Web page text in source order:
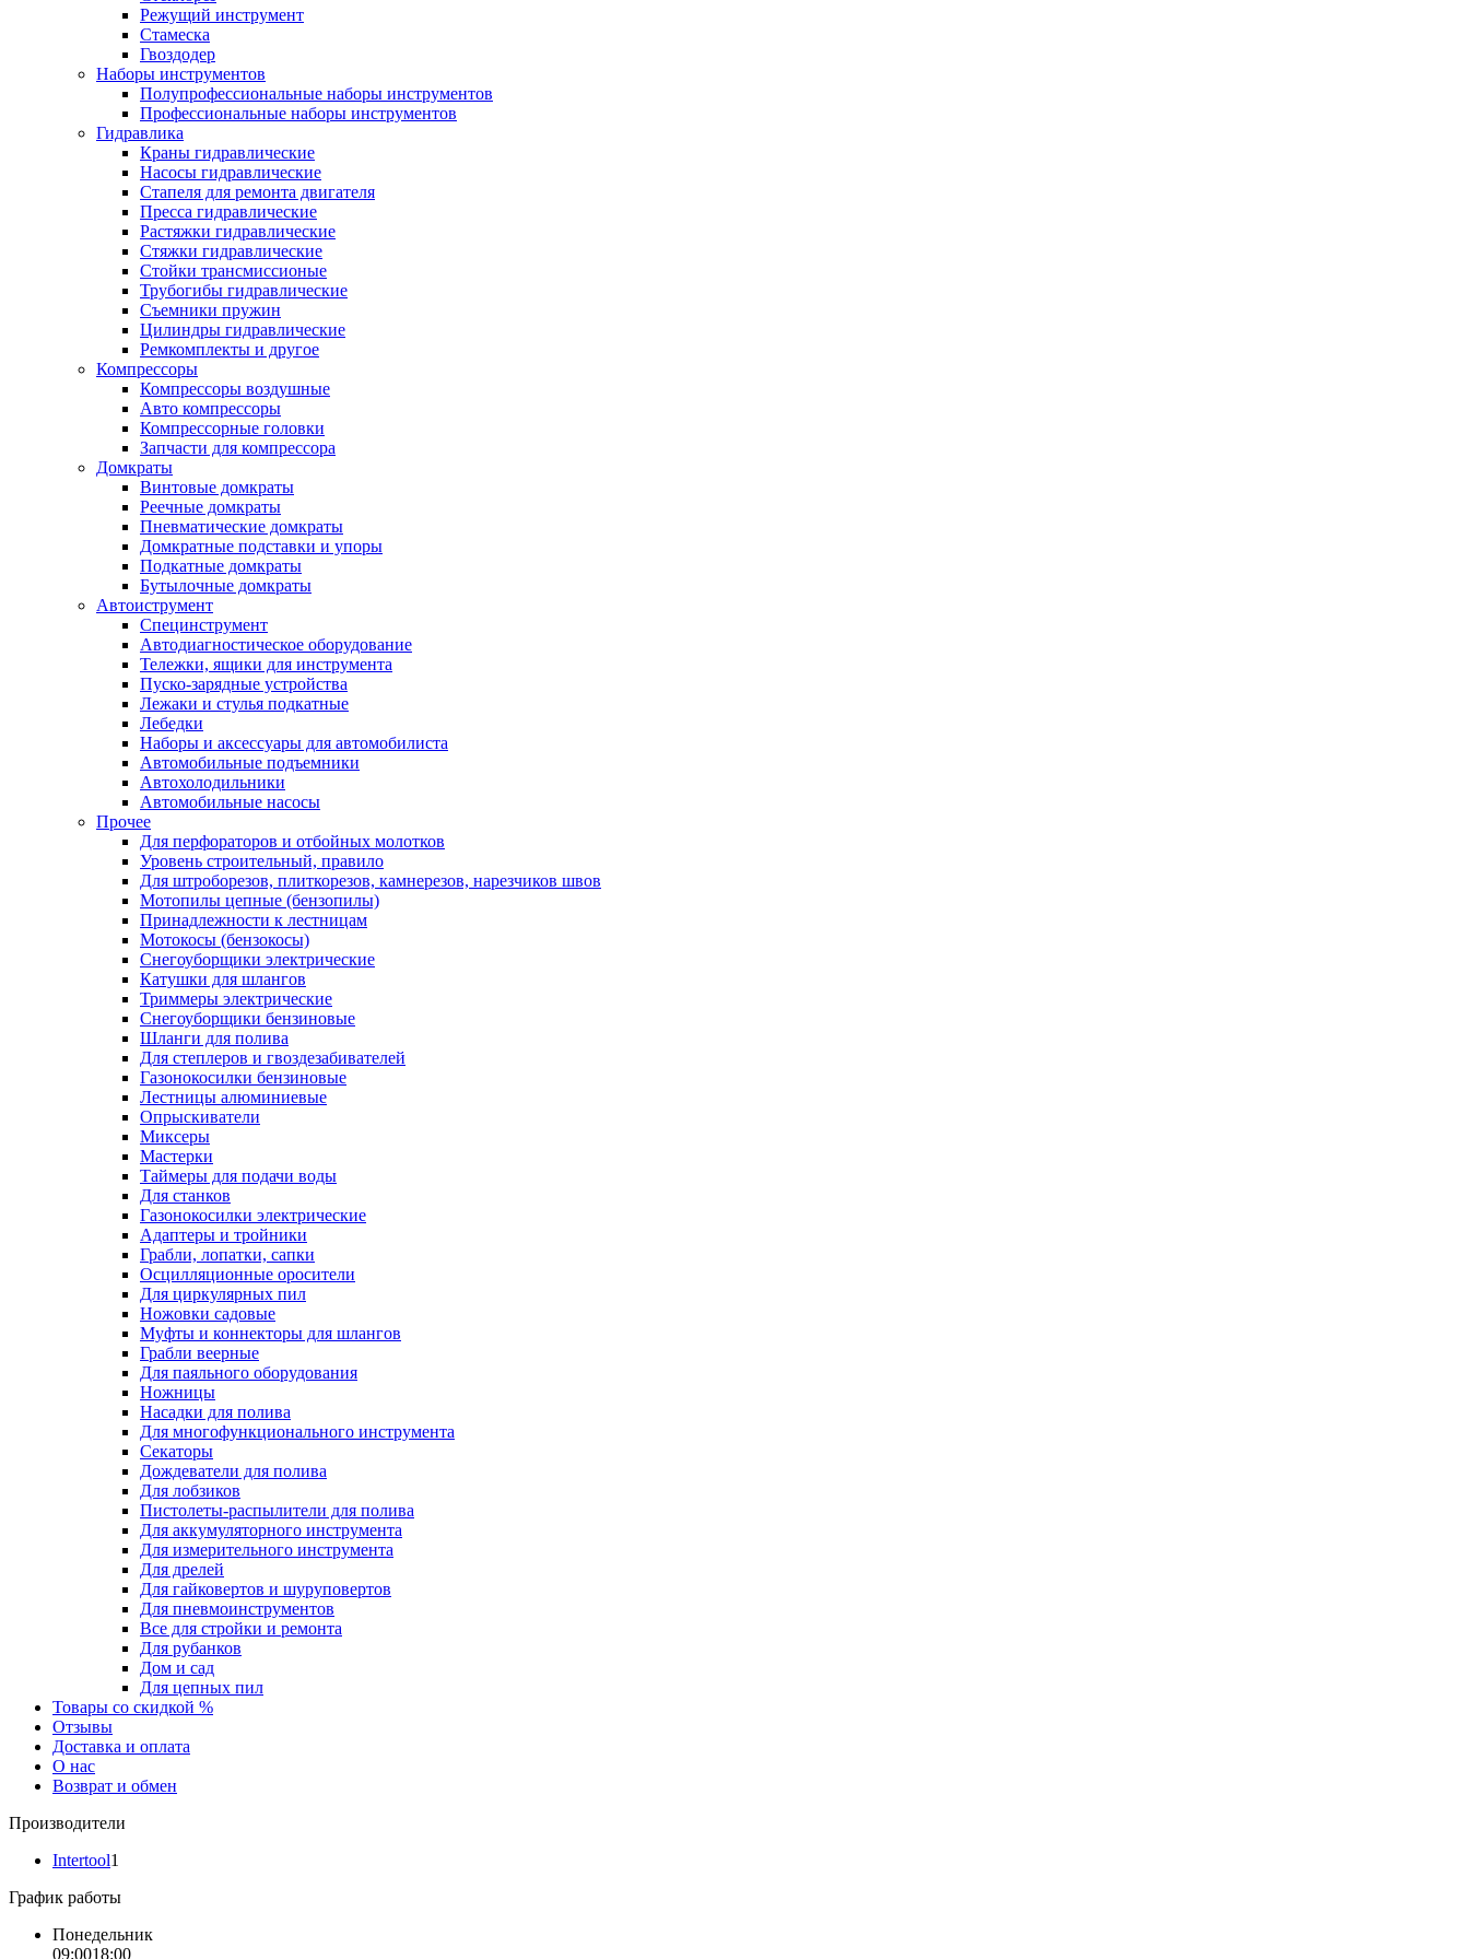
Режущий инструмент
Стамеска
Гвоздодер
Наборы инструментов
Полупрофессиональные наборы инструментов
Профессиональные наборы инструментов
Гидравлика
Краны гидравлические
Насосы гидравлические
Стапеля для ремонта двигателя
Пресса гидравлические
Растяжки гидравлические
Стяжки гидравлические
Стойки трансмиссионые
Трубогибы гидравлические
Съемники пружин
Цилиндры гидравлические
Ремкомплекты и другое
Компрессоры
Компрессоры воздушные
Авто компрессоры
Компрессорные головки
Запчасти для компрессора
Домкраты
Винтовые домкраты
Реечные домкраты
Пневматические домкраты
Домкратные подставки и упоры
Подкатные домкраты
Бутылочные домкраты
Автоиструмент
Специнструмент
Автодиагностическое оборудование
Тележки, ящики для инструмента
Пуско-зарядные устройства
Лежаки и стулья подкатные
Лебедки
Наборы и аксессуары для автомобилиста
Автомобильные подъемники
Автохолодильники
Автомобильные насосы
Прочее
Для перфораторов и отбойных молотков
Уровень строительный, правило
Для штроборезов, плиткорезов, камнерезов, нарезчиков швов
Мотопилы цепные (бензопилы)
Принадлежности к лестницам
Мотокосы (бензокосы)
Снегоуборщики электрические
Катушки для шлангов
Триммеры электрические
Снегоуборщики бензиновые
Шланги для полива
Для степлеров и гвоздезабивателей
Газонокосилки бензиновые
Лестницы алюминиевые
Опрыскиватели
Миксеры
Мастерки
Таймеры для подачи воды
Для станков
Газонокосилки электрические
Адаптеры и тройники
Грабли, лопатки, сапки
Осцилляционные оросители
Для циркулярных пил
Ножовки садовые
Муфты и коннекторы для шлангов
Грабли веерные
Для паяльного оборудования
Ножницы
Насадки для полива
Для многофункционального инструмента
Секаторы
Дождеватели для полива
Для лобзиков
Пистолеты-распылители для полива
Для аккумуляторного инструмента
Для измерительного инструмента
Для дрелей
Для гайковертов и шуруповертов
Для пневмоинструментов
Все для стройки и ремонта
Для рубанков
Дом и сад
Для цепных пил
Товары со скидкой %
Отзывы
Доставка и оплата
О нас
Возврат и обмен
Производители
Intertool1
График работы
Понедельник
09:0018:00